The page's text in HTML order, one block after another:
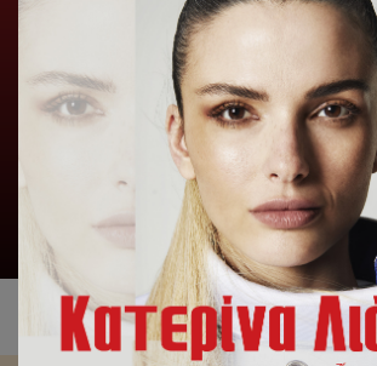
Η Ιερά Μητρόπολη Πειραιώς στο
Αρχική / Slideshow / Η Ιερά Μητρόπολη
διαδίκτυο